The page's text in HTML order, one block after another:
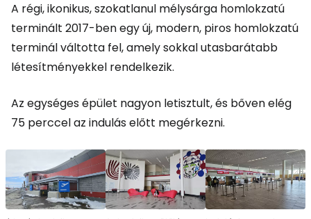
A régi, ikonikus, szokatlanul mélysárga homlokzatú
terminált 2017-ben egy új, modern, piros homlokzatú
terminál váltotta fel, amely sokkal utasbarátabb
létesítményekkel rendelkezik.
Az egységes épület nagyon letisztult, és bőven elég
75 perccel az indulás előtt megérkezni.